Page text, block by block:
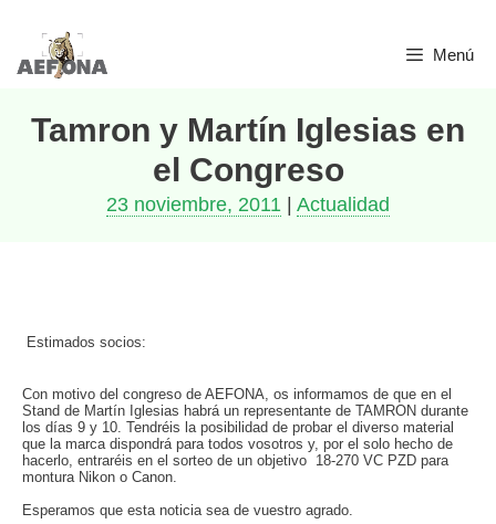
Saltar
Menú
Tamron y Martín Iglesias en
el Congreso
23 noviembre, 2011 Actualidad
Estimados socios:
Con motivo del congreso de AEFONA, os informamos de que en el
Stand de Martín Iglesias habrá un representante de TAMRON durante
los días 9 y 10. Tendréis la posibilidad de probar el diverso material
que la marca dispondrá para todos vosotros y, por el solo hecho de
hacerlo, entraréis en el sorteo de un objetivo 18-270 VC PZD para
montura Nikon o Canon.
Esperamos que esta noticia sea de vuestro agrado.